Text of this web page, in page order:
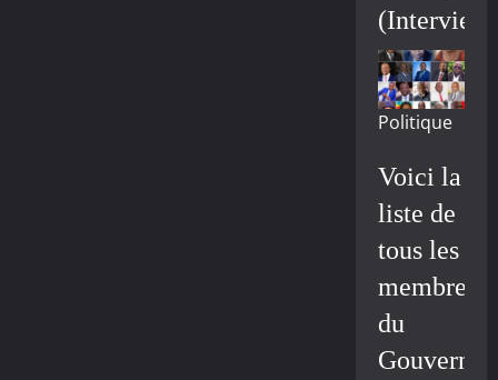
(Interview)
Politique
Voici la
liste de
tous les
membres
du